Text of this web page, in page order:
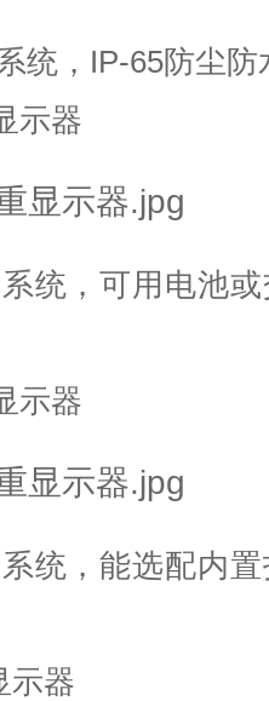
统，IP-65防尘防
示器
统，可用电池
示器
统，能选配内
示器